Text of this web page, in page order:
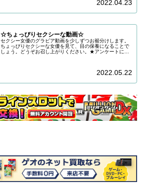
2022.04.23
☆ちょっぴりセクシーな動画☆
セクシー女優のグラビア動画を少しずつお裾分けします。
ちょっぴりセクシーな女優を見て、目の保養になることで
しょう。どうぞお召し上がりください。★アンケートにご
2022.05.22